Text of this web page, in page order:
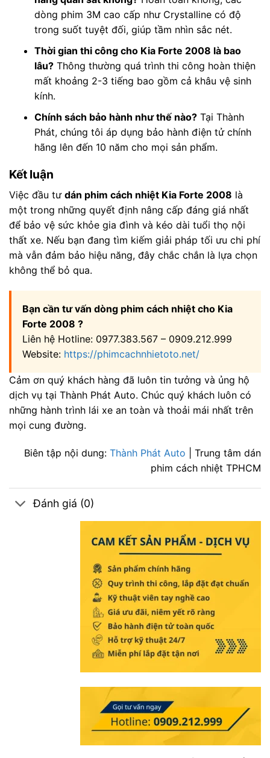
dòng phim 3M cao cấp như Crystalline có độ
trong suốt tuyệt đối, giúp tầm nhìn sắc nét.
Thời gian thi công cho Kia Forte 2008 là bao
lâu?Thông thường quá trình thi công hoàn thiện
mất khoảng 2-3 tiếng bao gồm cả khâu vệ sinh
kính.
Chính sách bảo hành như thế nào?Tại Thành
Phát, chúng tôi áp dụng bảo hành điện tử chính
hãng lên đến 10 năm cho mọi sản phẩm.
Kết luận
Việc đầu tư dán phim cách nhiệt Kia Forte 2008 là
một trong những quyết định nâng cấp đáng giá nhất
để bảo vệ sức khỏe gia đình và kéo dài tuổi thọ nội
thất xe. Nếu bạn đang tìm kiếm giải pháp tối ưu chi phí
mà vẫn đảm bảo hiệu năng, đây chắc chắn là lựa chọn
không thể bỏ qua.
Bạn cần tư vấn dòng phim cách nhiệt cho Kia
Forte 2008 ?
Liên hệ Hotline: 0977.383.567 – 0909.212.999
Website: https://phimcachnhietoto.net/
Cảm ơn quý khách hàng đã luôn tin tưởng và ủng hộ
dịch vụ tại Thành Phát Auto. Chúc quý khách luôn có
những hành trình lái xe an toàn và thoải mái nhất trên
mọi cung đường.
Biên tập nội dung: Thành Phát Auto | Trung tâm dán
phim cách nhiệt TPHCM
Đánh giá (0)